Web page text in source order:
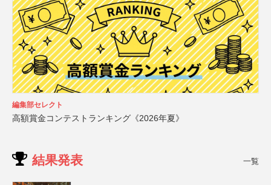
編集部セレクト
高額賞金コンテストランキング《2026年夏》
結果発表 一覧